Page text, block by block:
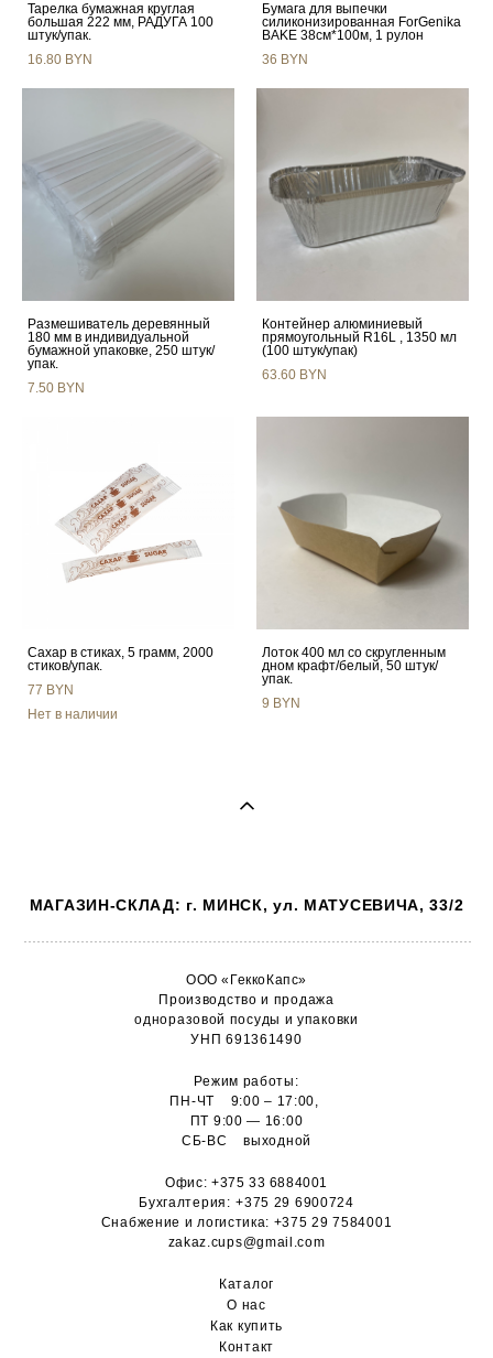
Тарелка бумажная круглая
большая 222 мм, РАДУГА 100
штук/упак.
16.80 BYN
Бумага для выпечки
силиконизированная ForGenika
BAKE 38см*100м, 1 рулон
36 BYN
Размешиватель деревянный
180 мм в индивидуальной
бумажной упаковке, 250 штук/
упак.
7.50 BYN
Контейнер алюминиевый
прямоугольный R16L , 1350 мл
(100 штук/упак)
63.60 BYN
Сахар в стиках, 5 грамм, 2000
стиков/упак.
77 BYN
Нет в наличии
Лоток 400 мл со скругленным
дном крафт/белый, 50 штук/
упак.
9 BYN
МАГАЗИН-СКЛАД: г. МИНСК, ул. МАТУСЕВИЧА, 33/2
ООО «ГеккоКапс»
Производство и продажа
одноразовой посуды и упаковки
УНП 691361490
Режим работы:
ПН-ЧТ 9:00 – 17:00,
ПТ 9:00 — 16:00
СБ-ВС выходной
Офис:+375 33 6884001
Бухгалтерия: +375 29 6900724
Снабжение и логистика: +375 29 7584001
zakaz.cups@gmail.com
Каталог
О нас
Как купить
Контакт